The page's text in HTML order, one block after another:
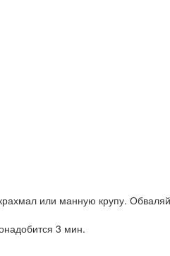
или манную крупу.
3 мин.